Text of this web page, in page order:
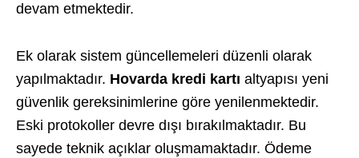
devam etmektedir.
Ek olarak sistem güncellemeleri düzenli olarak
yapılmaktadır. Hovarda kredi kartı altyapısı yeni
güvenlik gereksinimlerine göre yenilenmektedir.
Eski protokoller devre dışı bırakılmaktadır. Bu
sayede teknik açıklar oluşmamaktadır. Ödeme